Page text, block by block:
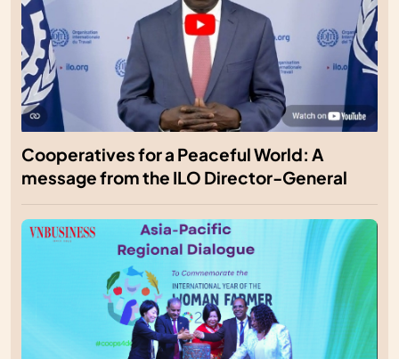
Cooperatives for a Peaceful World: A
message from the ILO Director-General